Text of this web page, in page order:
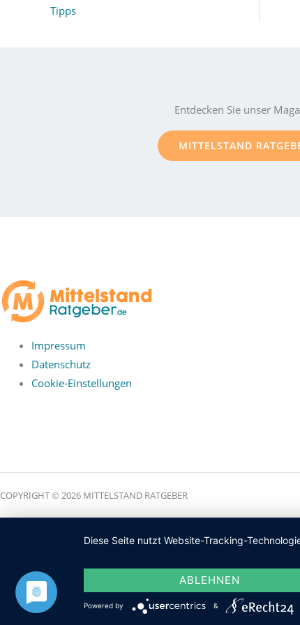
Tipps
Entdecken Sie unser
MITTELSTAND
Impressum
Datenschutz
Cookie-Einstellungen
COPYRIGHT © 2026 MITTELSTAND RATGEBER
Diese Seite nutzt Website-Tracking-
ABLEHNEN
Powered by &